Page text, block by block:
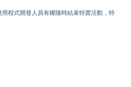
程式開發人員有權隨時結束特賣活動，特